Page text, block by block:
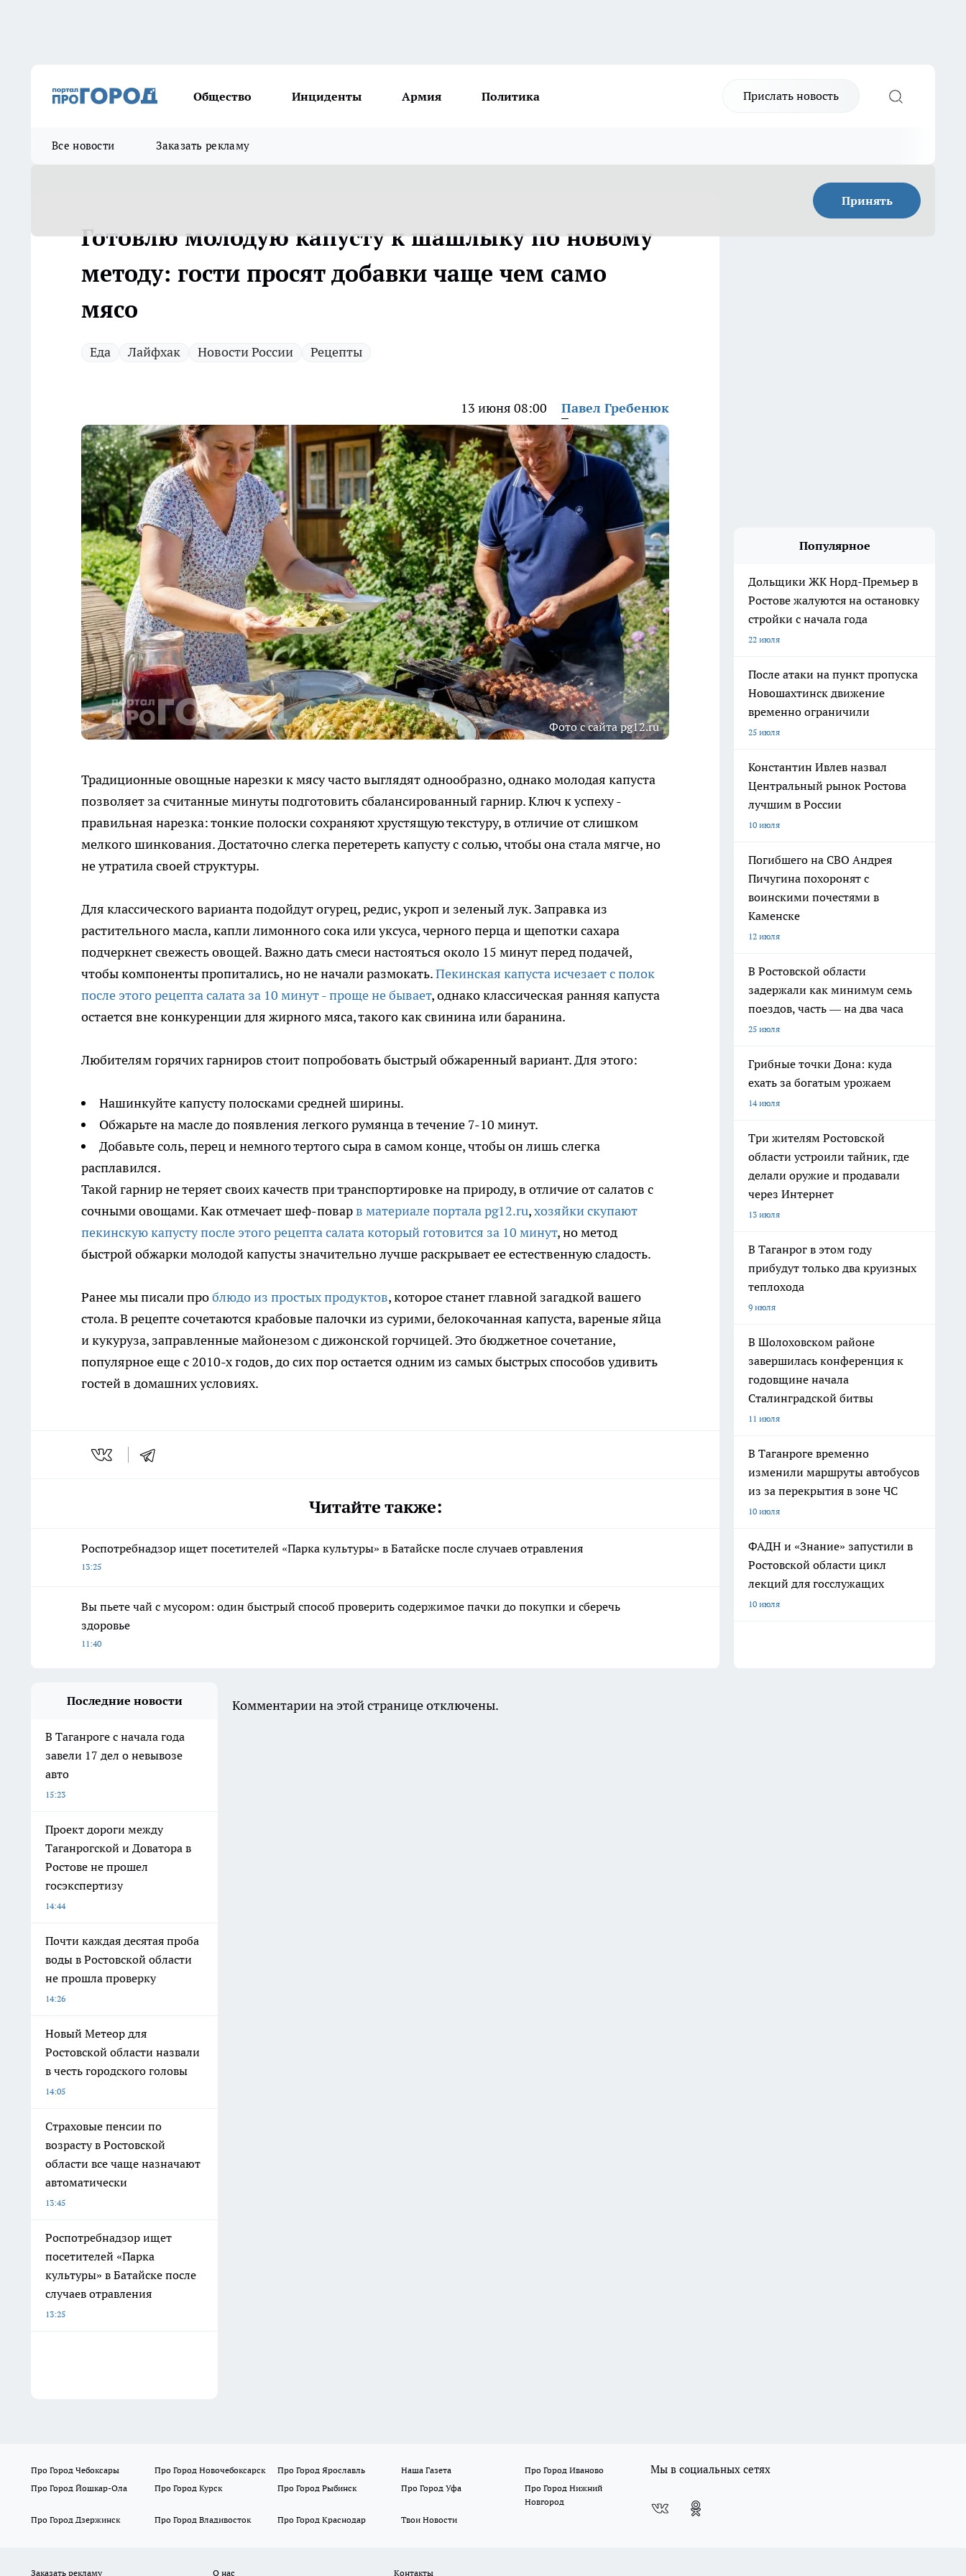
Общество Инциденты Армия Политика Прислать новость
Все новости Заказать рекламу
Принять
Готовлю молодую капусту к шашлыку по новому
методу: гости просят добавки чаще чем само
мясо
Еда Лайфхак Новости России Рецепты
13 июня 08:00 Павел Гребенюк
Фото с сайта pg12.ru
Традиционные овощные нарезки к мясу часто выглядят однообразно, однако молодая капуста
позволяет за считанные минуты подготовить сбалансированный гарнир. Ключ к успеху -
правильная нарезка: тонкие полоски сохраняют хрустящую текстуру, в отличие от слишком
мелкого шинкования. Достаточно слегка перетереть капусту с солью, чтобы она стала мягче, но
не утратила своей структуры.
Для классического варианта подойдут огурец, редис, укроп и зеленый лук. Заправка из
растительного масла, капли лимонного сока или уксуса, черного перца и щепотки сахара
подчеркнет свежесть овощей. Важно дать смеси настояться около 15 минут перед подачей,
чтобы компоненты пропитались, но не начали размокать.Пекинская капуста исчезает с полок
после этого рецепта салата за 10 минут - проще не бывает, однако классическая ранняя капуста
остается вне конкуренции для жирного мяса, такого как свинина или баранина.
Любителям горячих гарниров стоит попробовать быстрый обжаренный вариант. Для этого:
Нашинкуйте капусту полосками средней ширины.
Обжарьте на масле до появления легкого румянца в течение 7-10 минут.
Добавьте соль, перец и немного тертого сыра в самом конце, чтобы он лишь слегка
расплавился.
Такой гарнир не теряет своих качеств при транспортировке на природу, в отличие от салатов с
сочными овощами. Как отмечает шеф-поварв материале портала pg12.ru,хозяйки скупают
пекинскую капусту после этого рецепта салата который готовится за 10 минут, но метод
быстрой обжарки молодой капусты значительно лучше раскрывает ее естественную сладость.
Ранее мы писали проблюдо из простых продуктов, которое станет главной загадкой вашего
стола. В рецепте сочетаются крабовые палочки из сурими, белокочанная капуста, вареные яйца
и кукуруза, заправленные майонезом с дижонской горчицей. Это бюджетное сочетание,
популярное еще с 2010-х годов, до сих пор остается одним из самых быстрых способов удивить
гостей в домашних условиях.
Читайте также:
Роспотребнадзор ищет посетителей «Парка культуры» в Батайске после случаев отравления
13:25
Вы пьете чай с мусором: один быстрый способ проверить содержимое пачки до покупки и сберечь
здоровье
11:40
Популярное
Дольщики ЖК Норд-Премьер в
Ростове жалуются на остановку
стройки с начала года
22 июля
После атаки на пункт пропуска
Новошахтинск движение
временно ограничили
25 июля
Константин Ивлев назвал
Центральный рынок Ростова
лучшим в России
10 июля
Погибшего на СВО Андрея
Пичугина похоронят с
воинскими почестями в
Каменске
12 июля
В Ростовской области
задержали как минимум семь
поездов, часть — на два часа
25 июля
Грибные точки Дона: куда
ехать за богатым урожаем
14 июля
Три жителям Ростовской
области устроили тайник, где
делали оружие и продавали
через Интернет
13 июля
В Таганрог в этом году
прибудут только два круизных
теплохода
9 июля
В Шолоховском районе
завершилась конференция к
годовщине начала
Сталинградской битвы
11 июля
В Таганроге временно
изменили маршруты автобусов
из за перекрытия в зоне ЧС
10 июля
ФАДН и «Знание» запустили в
Ростовской области цикл
лекций для госслужащих
10 июля
Последние новости
В Таганроге с начала года
завели 17 дел о невывозе
авто
15:23
Проект дороги между
Таганрогской и Доватора в
Ростове не прошел
госэкспертизу
14:44
Почти каждая десятая проба
воды в Ростовской области
не прошла проверку
14:26
Новый Метеор для
Ростовской области назвали
в честь городского головы
14:05
Страховые пенсии по
возрасту в Ростовской
области все чаще назначают
автоматически
13:45
Роспотребнадзор ищет
посетителей «Парка
культуры» в Батайске после
случаев отравления
13:25
Комментарии на этой странице отключены.
Про Город Чебоксары Про Город Новочебоксарск Про Город Ярославль Наша Газета
Про Город Иваново
Про Город Йошкар-Ола
Про Город Курск Про Город Рыбинск Про Город Уфа
Про Город Нижний
Новгород
Про Город Дзержинск
Про Город Владивосток Про Город Краснодар Твои Новости
Мы в социальных сетях
Заказать рекламу О нас Контакты